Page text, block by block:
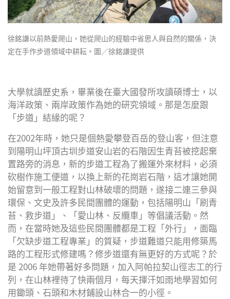
徐銘謙以前熱愛爬山，她從爬山的經驗中省思人與自然的關係，決
定在手作步道領域中耕耘。圖／徐銘謙提供
大學就讀歷史系，畢業後在臺大國發所攻讀碩博士，以
海洋政策、兩岸政策作為她的研究領域。那是怎麼跟
「步道」結緣的呢？
在2002年時，她只是個熱愛攀登百岳的登山客，但注意
到陽明山坪頂古圳步道安山岩的石階因生青苔被挖起棄
置路旁的消息，新的步道工程為了搬運外來材料，必須
砍樹作施工便道，以換上新的花崗岩石階，這才讓她開
始留意到一般工程對山林破壞的問題，遂接二連三參與
環保、文史及許多民間團體的運動，包括陽明山「刷青
苔、救步道」、「愛山林、反纜車」等倡議活動。然
而，在當時她及這些民間團體都是工程「外行」，面臨
「欠缺步道工程專業」的質疑，步道難道只能用修築馬
路的工程形式修建嗎？修步道還有無更好的方式呢？於
是 2006 年她帶著好多問題，加入阿帕拉契山徑志工的行
列，在山林裡待了快兩個月，每天揮汗如雨地學習如何
用鋤頭、石頭和木材鋪設山林合一的小徑。